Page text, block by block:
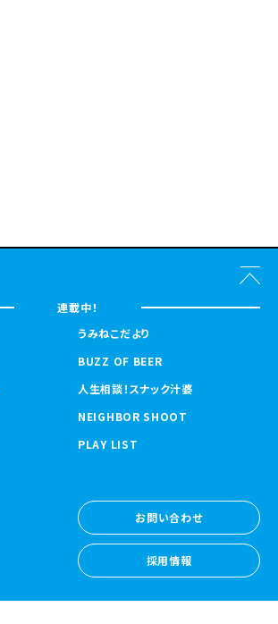
連載中！
うみねこだより
BUZZ OF BEER
人生相談！スナック汁婆
NEIGHBOR SHOOT
PLAY LIST
お問い合わせ
お問い合わせ
採用情報